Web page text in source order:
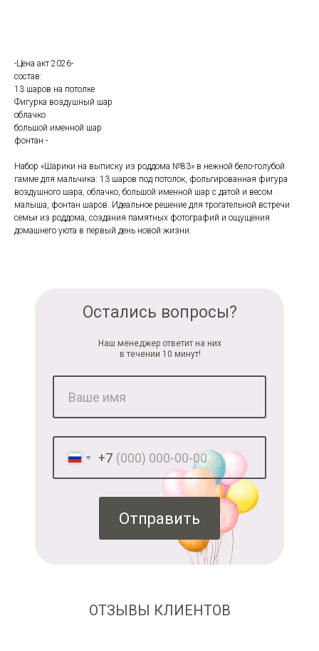
-Цена акт 2026-
состав:
13 шаров на потолке
Фигурка воздушный шар
облачко
большой именной шар
фонтан -
Набор «Шарики на выписку из роддома №83» в нежной бело-голубой
гамме для мальчика: 13 шаров под потолок, фольгированная фигура
воздушного шара, облачко, большой именной шар с датой и весом
малыша, фонтан шаров. Идеальное решение для трогательной встречи
семьи из роддома, создания памятных фотографий и ощущения
домашнего уюта в первый день новой жизни.
+7
Отправить
Остались вопросы?
Наш менеджер ответит на них
в течении 10 минут!
ОТЗЫВЫ КЛИЕНТОВ